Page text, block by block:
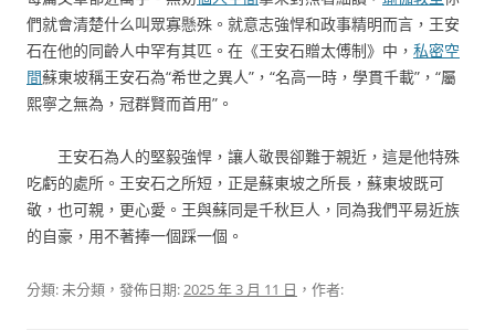
們就會清楚什么叫眾寡懸殊。就意志強悍和政事精明而言，王安
石在他的同齡人中罕有其匹。在《王安石贈太傅制》中， 私密空
間蘇東坡稱王安石為“希世之異人”，“名高一時，學貫千載”，“屬
熙寧之無為，冠群賢而首用”。
王安石為人的堅毅強悍，讓人敬畏卻難于親近，這是他特殊
吃虧的處所。王安石之所短，正是蘇東坡之所長，蘇東坡既可
敬，也可親，更心愛。王與蘇同是千秋巨人，同為我們平易近族
的自豪，用不著捧一個踩一個。
分類: 未分類，發佈日期:2025 年 3 月 11 日 ，作者: